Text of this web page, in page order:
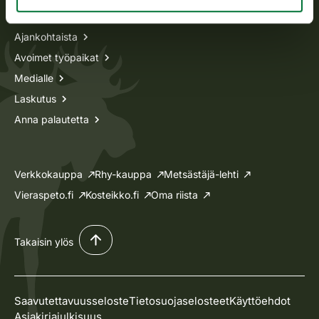
Ajankohtaista
Avoimet työpaikat
Medialle
Laskutus
Anna palautetta
Verkkokauppa Rhy-kauppa
Metsästäjä-lehti
Vieraspeto.fi
Kosteikko.fi Oma riista
Takaisin ylös
SaavutettavuusselosteTietosuojaselosteetKäyttöehdot